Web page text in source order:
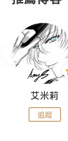
艾米莉
追蹤